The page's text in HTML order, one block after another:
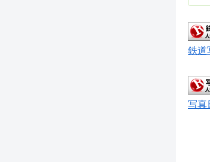
鉄道
写真